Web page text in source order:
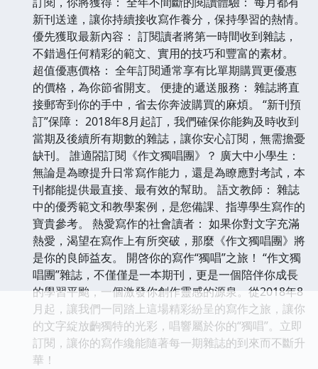
新刊送達，讓你持續接收寫作養分，保持學習的熱情。
優先獲取最新內容： 訂閱讀者將第一時間收到雜誌，
不錯過任何精彩的範文、實用的技巧和豐富的素材。
超值優惠價格： 全年訂閱通常享有比單期購買更優惠
的價格，為你節省開支。 便捷的遞送服務： 雜誌將直
接郵寄到你的手中，省去你奔波購買的麻煩。 “新刊預
訂”保障： 2018年8月起訂，我們確保你能夠及時收到
當期及後續所有期數的雜誌，讓你安心訂閱，無需擔憂
缺刊。 誰適閤訂閱《作文獨唱團》？ 廣大中小學生：
無論是為瞭提升日常寫作能力，還是為瞭應對考試，本
刊都能提供最直接、最有效的幫助。 語文教師： 雜誌
中的優秀範文和教學案例，是您備課、指導學生寫作的
寶貴參考。 熱愛寫作的社會讀者： 如果你對文字充滿
熱愛，渴望在寫作上有所突破，那麼《作文獨唱團》將
是你的良師益友。 開啓你的寫作“獨唱”之旅！ “作文獨
唱團”雜誌，不僅僅是一本期刊，更是一個陪伴你成長
的學習平颱，一個激發你創作靈感的源泉。從2018年8
月起，讓我們一同踏上這場精彩紛呈的寫作之旅，讓你
的文字綻放齣獨特的光彩，唱響屬於你的“獨唱”。立即
訂閱，讓你的寫作纔能隨著每一期雜誌的到來而不斷升
華！